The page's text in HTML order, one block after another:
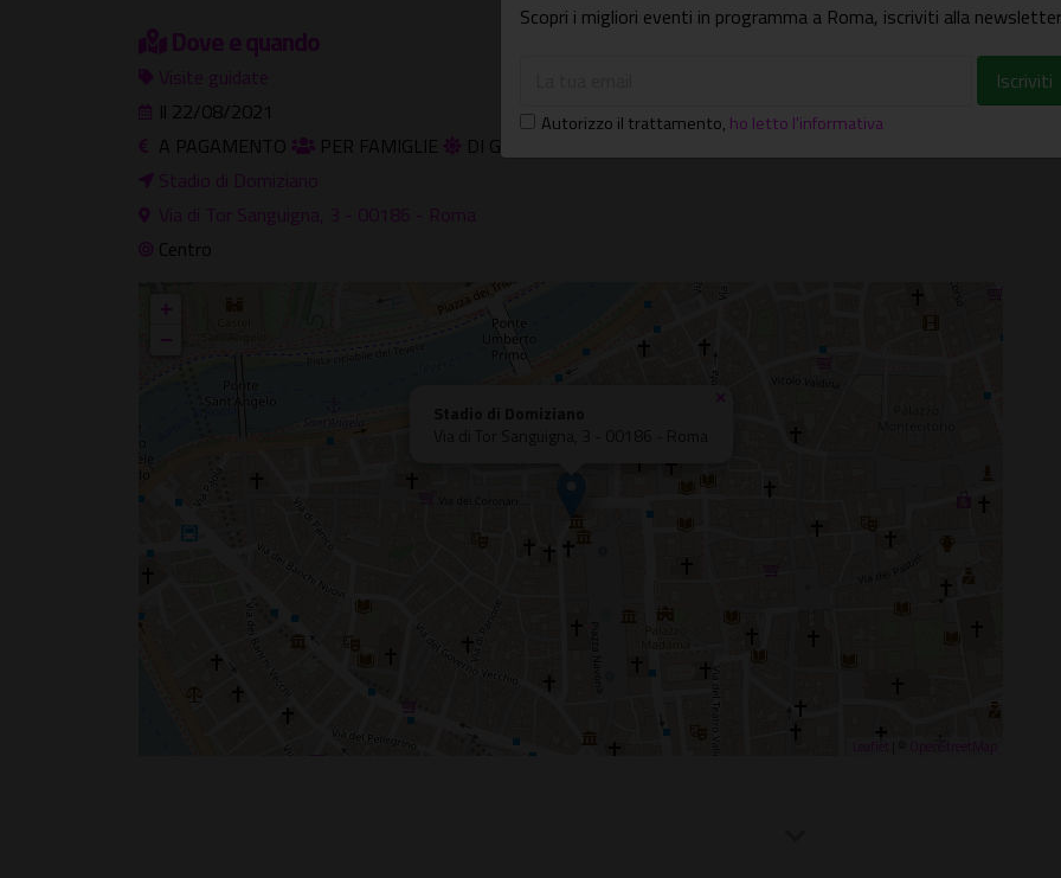
Dove e quando
Visite guidate
Il 22/08/2021
A PAGAMENTO
PER FAMIGLIE
DI GIORNO
Stadio di Domiziano
Via di Tor Sanguigna, 3 - 00186 - Roma
Centro
×
+
−
Scopri i migliori eventi in programma a Roma, iscriviti alla
Autorizzo il trattamento, ho letto l'informativa